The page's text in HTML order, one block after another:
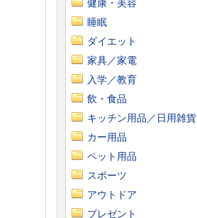
健康・美容
睡眠
ダイエット
家具／家電
入学／教育
飲・食品
キッチン用品／日用雑貨
カー用品
ペット用品
スポーツ
アウトドア
プレゼント